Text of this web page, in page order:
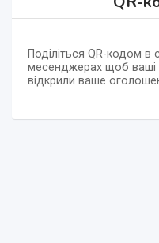
Поділіться QR-кодом в
месенджерах щоб ваші
відкрили ваше